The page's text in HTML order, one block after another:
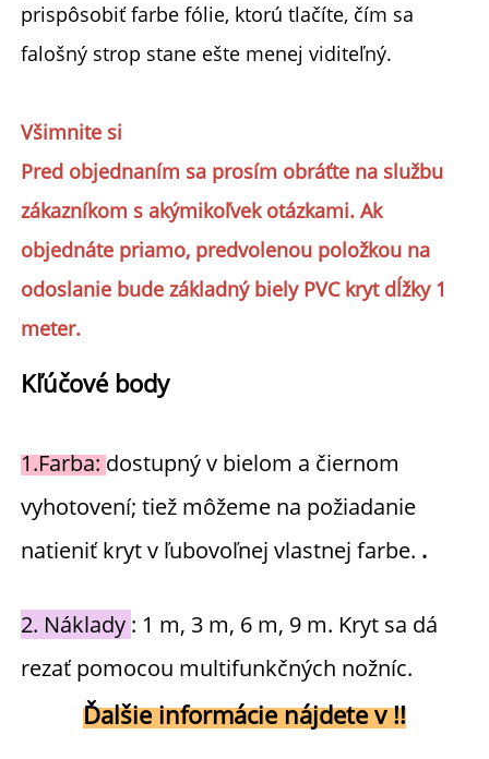
prispôsobiť farbe fólie, ktorú tlačíte, čím sa
falošný strop stane ešte menej viditeľný.
Všimnite si
Pred objednaním sa prosím obráťte na službu
zákazníkom s akýmikoľvek otázkami. Ak
objednáte priamo, predvolenou položkou na
odoslanie bude základný biely PVC kryt dĺžky 1
meter.
Kľúčové body
1.Farba: dostupný v bielom a čiernom
vyhotovení; tiež môžeme na požiadanie
natieniť kryt v ľubovoľnej vlastnej farbe. .
2. Náklady : 1 m, 3 m, 6 m, 9 m. Kryt sa dá
rezať pomocou multifunkčných nožníc.
Ďalšie informácie nájdete v !!